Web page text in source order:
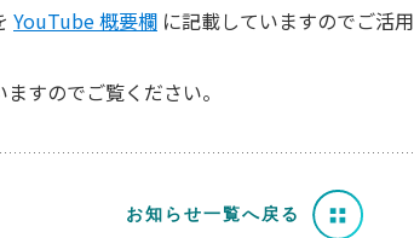
YouTube 概要欄 に記載していますのでご活用
すのでご覧ください。
お知らせ一覧へ戻る